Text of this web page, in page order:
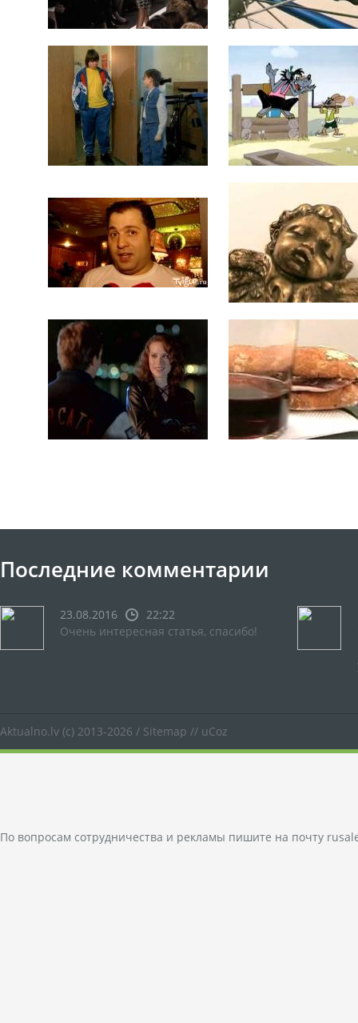
Последние комментарии
23.08.2016
22:22
Очень интересная статья, спасибо!
Aktualno.lv (c) 2013-2026 / Sitemap // uCoz
По вопросам сотрудничества и рекламы пишите на почту